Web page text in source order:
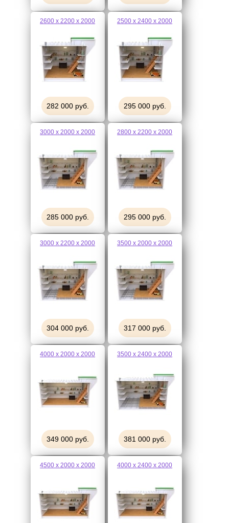
2600 х 2200 х 2000
282 000 руб.
2500 х 2400 х 2000
295 000 руб.
3000 х 2000 х 2000
285 000 руб.
2800 х 2200 х 2000
295 000 руб.
3000 х 2200 х 2000
304 000 руб.
3500 х 2000 х 2000
317 000 руб.
4000 х 2000 х 2000
349 000 руб.
3500 х 2400 х 2000
381 000 руб.
4500 х 2000 х 2000 4000 х 2400 х 2000